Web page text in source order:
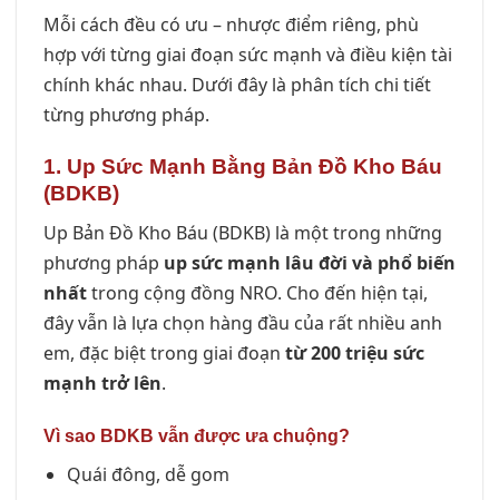
Mỗi cách đều có ưu – nhược điểm riêng, phù
hợp với từng giai đoạn sức mạnh và điều kiện tài
chính khác nhau. Dưới đây là phân tích chi tiết
từng phương pháp.
1. Up Sức Mạnh Bằng Bản Đồ Kho Báu
(BDKB)
Up Bản Đồ Kho Báu (BDKB) là một trong những
phương pháp up sức mạnh lâu đời và phổ biến
nhấttrong cộng đồng NRO. Cho đến hiện tại,
đây vẫn là lựa chọn hàng đầu của rất nhiều anh
em, đặc biệt trong giai đoạn từ 200 triệu sức
mạnh trở lên.
Vì sao BDKB vẫn được ưa chuộng?
Quái đông, dễ gom